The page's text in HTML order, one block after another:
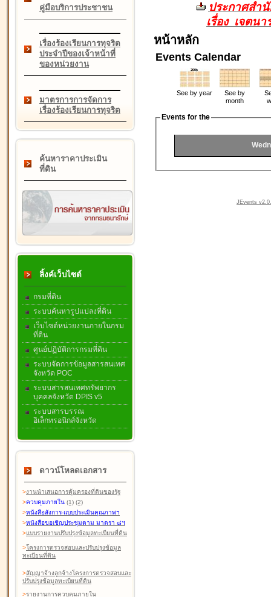
คู่มือบริการประชาชน
เรื่องร้องเรียนการทุจริต
ประจำปีของเจ้าหน้าที่
ของหน่วยงาน
มาตรการการจัดการ
เรื่องร้องเรียนการทุจริต
ค้นหาราคาประเมิน
ที่ดิน
ลิ้งค์เว็บไซต์
กรมที่ดิน
ระบบค้นหารูปแปลงที่ดิน
เว็บไซต์หน่วยงานภายในกรม
ที่ดิน
ศูนย์ปฏิบัติการกรมที่ดิน
ระบบจัดการข้อมูลสารสนเทศ
จังหวัด POC
ระบบสารสนเทศทรัพยากร
บุคคลจังหวัด DPIS v5
ระบบสารบรรณ
อิเล็กทรอนิกส์จังหวัด
ดาวน์โหลดเอกสาร
>งานนำเสนอการคุ้มครองที่ดินของรัฐ
>ควบคุมภายใน (1) (2)
>หนังสือสังการ-แบบประเมินคุณภาพฯ
>หนังสือขอเชิญประชุมตาม มาตรา ๘ฯ
>แบบรายงานปรับปรุงข้อมูลทะเบียนที่ดิน
>โครงการตรวจสอบและปรับปรุงข้อมูล
ทะเบียนที่ดิน
>สัญญาจ้างลูกจ้างโครงการตรวจสอบและ
ปรับปรุงข้อมูลทะเบียนที่ดิน
>รายงานการควบคุมภายใน
ประกาศสำ
เรื่อง เจตน
หน้าหลัก
Events Calendar
See by year
See by
month
Events for the
JEvents